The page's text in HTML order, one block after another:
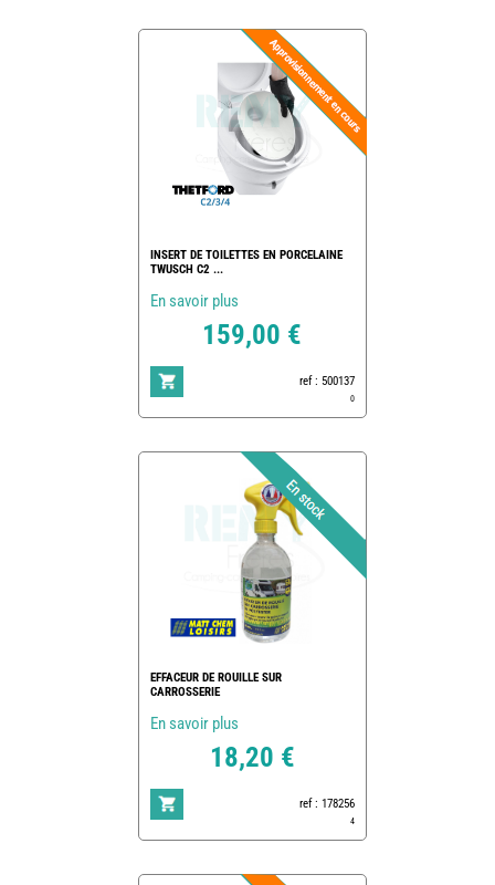
INSERT DE TOILETTES EN PORCELAINE
TWUSCH C2 ...
En savoir plus
159,00 €
ref : 500137
0
EFFACEUR DE ROUILLE SUR
CARROSSERIE
En savoir plus
18,20 €
ref : 178256
4